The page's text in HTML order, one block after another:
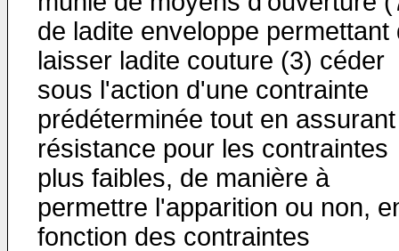
de ladite enveloppe permettant
laisser ladite couture (3) céder
sous l'action d'une contrainte
prédéterminée tout en
résistance pour les contraintes
plus faibles, de manière à
permettre l'apparition ou non,
fonction des contraintes